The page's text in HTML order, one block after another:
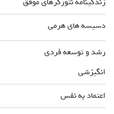
دسیسه های هرمی
رشد و توسعه فردی
انگیزشی
اعتماد به نفس